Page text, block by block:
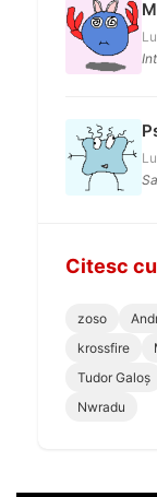
Citesc
zoso
krossfire
Tudor Galoș
Nwradu